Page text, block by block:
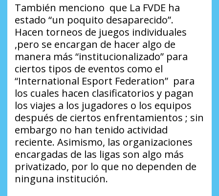
También menciono que La FVDE ha
estado “un poquito desaparecido”.
Hacen torneos de juegos individuales
,pero se encargan de hacer algo de
manera más “institucionalizado” para
ciertos tipos de eventos como el
“International Esport Federation” para
los cuales hacen clasificatorios y pagan
los viajes a los jugadores o los equipos
después de ciertos enfrentamientos ; sin
embargo no han tenido actividad
reciente. Asimismo, las organizaciones
encargadas de las ligas son algo más
privatizado, por lo que no dependen de
ninguna institución.